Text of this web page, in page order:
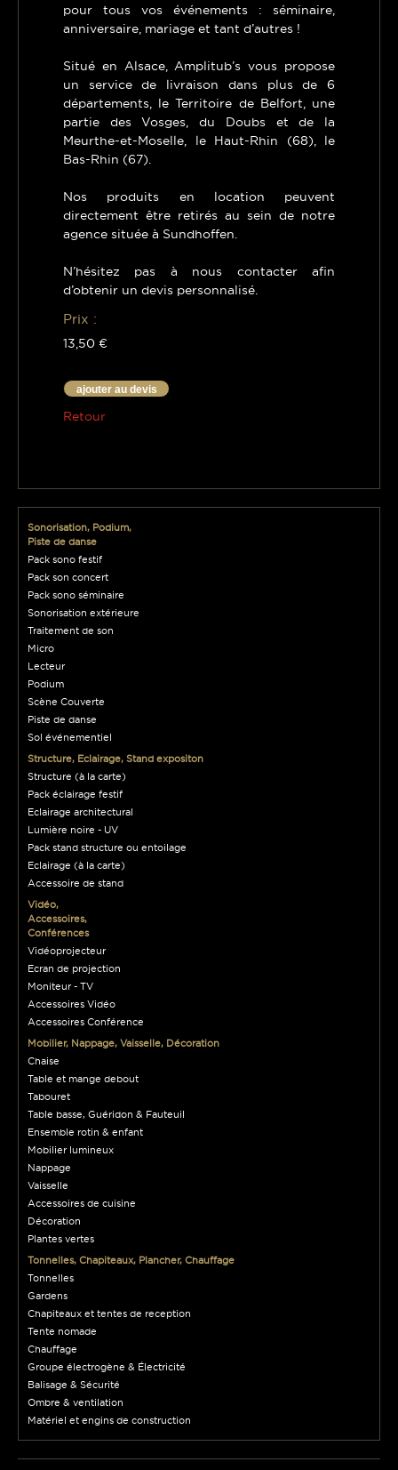
pour tous vos événements : séminaire,
anniversaire, mariage et tant d’autres !
Situé en Alsace, Amplitub’s vous propose
un service de livraison dans plus de 6
départements, le Territoire de Belfort, une
partie des Vosges, du Doubs et de la
Meurthe-et-Moselle, le Haut-Rhin (68), le
Bas-Rhin (67).
Nos produits en location peuvent
directement être retirés au sein de notre
agence située à Sundhoffen.
N’hésitez pas à nous contacter afin
d’obtenir un devis personnalisé.
Prix :
13,50 €
ajouter au devis
Retour
Sonorisation, Podium,
Piste de danse
Pack sono festif
Pack son concert
Pack sono séminaire
Sonorisation extérieure
Traitement de son
Micro
Lecteur
Podium
Scène Couverte
Piste de danse
Sol événementiel
Structure, Eclairage, Stand expositon
Structure (à la carte)
Pack éclairage festif
Eclairage architectural
Lumière noire - UV
Pack stand structure ou entoilage
Eclairage (à la carte)
Accessoire de stand
Vidéo,
Accessoires,
Conférences
Vidéoprojecteur
Ecran de projection
Moniteur - TV
Accessoires Vidéo
Accessoires Conférence
Mobilier, Nappage, Vaisselle, Décoration
Chaise
Table et mange debout
Tabouret
Table basse, Guéridon & Fauteuil
Ensemble rotin & enfant
Mobilier lumineux
Nappage
Vaisselle
Accessoires de cuisine
Décoration
Plantes vertes
Tonnelles, Chapiteaux, Plancher, Chauffage
Tonnelles
Gardens
Chapiteaux et tentes de reception
Tente nomade
Chauffage
Groupe électrogène & Électricité
Balisage & Sécurité
Ombre & ventilation
Matériel et engins de construction